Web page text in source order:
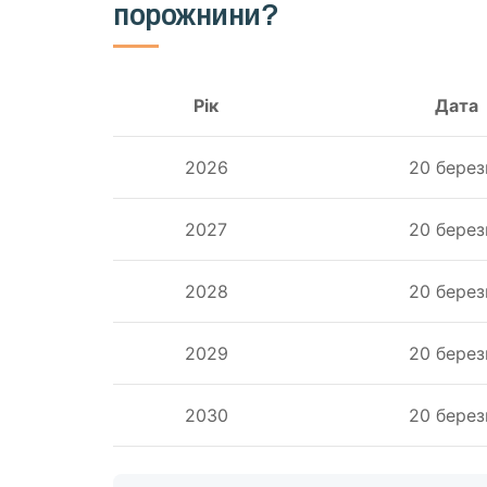
порожнини?
Рік Дата
2026 20
2027 20
2028 20
2029 20
2030 20